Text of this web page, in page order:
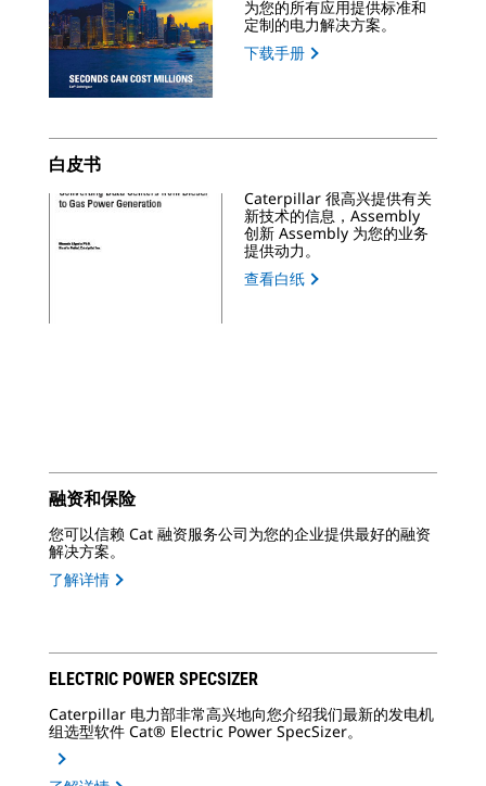
为您的所有应用提供标准和
定制的电力解决方案。
下载手册
白皮书
Caterpillar 很高兴提供有关
新技术的信息，Assembly
创新 Assembly 为您的业务
提供动力。
查看白纸
融资和保险
您可以信赖 Cat 融资服务公司为您的企业提供最好的融资
解决方案。
了解详情
ELECTRIC POWER SPECSIZER
Caterpillar 电力部非常高兴地向您介绍我们最新的发电机
组选型软件 Cat® Electric Power SpecSizer。